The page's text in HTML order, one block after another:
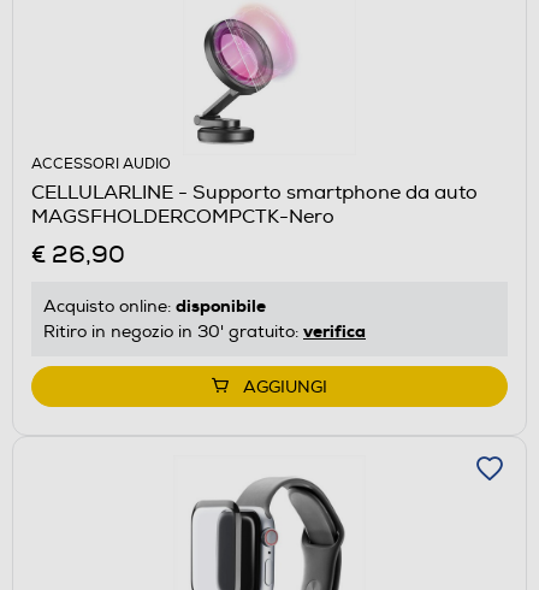
ACCESSORI AUDIO
CELLULARLINE - Supporto smartphone da auto
MAGSFHOLDERCOMPCTK-Nero
€ 26,90
Acquisto online: disponibile
Ritiro in negozio in 30' gratuito: verifica
AGGIUNGI